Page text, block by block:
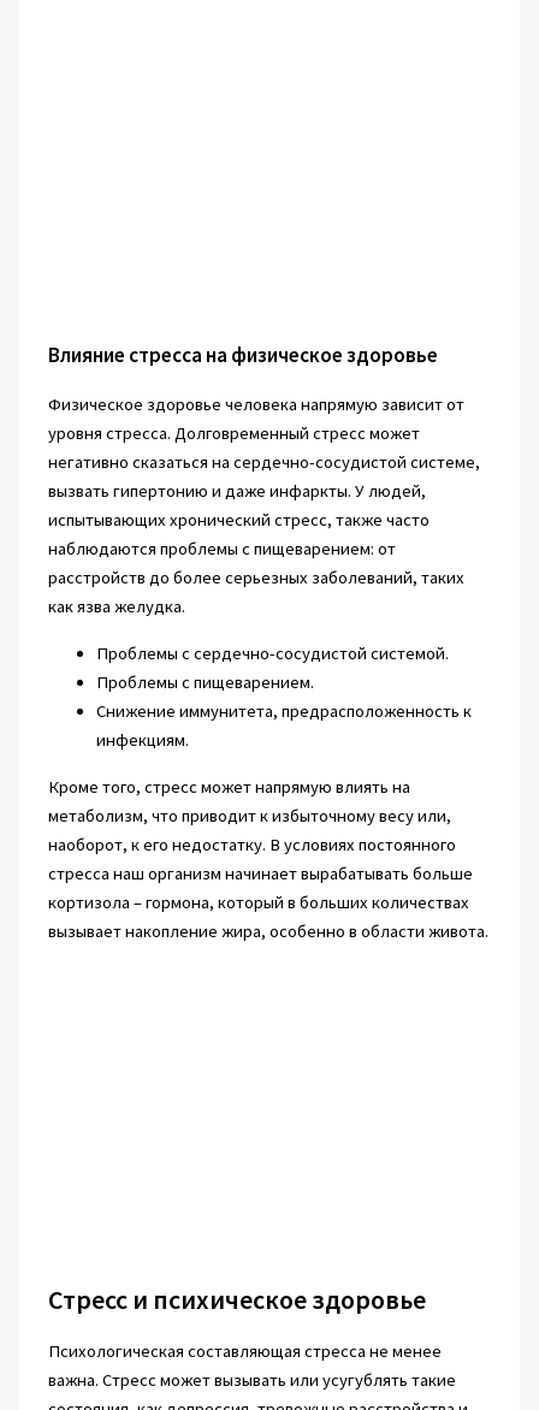
Влияние стресса на физическое здоровье
Физическое здоровье человека напрямую зависит от
уровня стресса. Долговременный стресс может
негативно сказаться на сердечно-сосудистой системе,
вызвать гипертонию и даже инфаркты. У людей,
испытывающих хронический стресс, также часто
наблюдаются проблемы с пищеварением: от
расстройств до более серьезных заболеваний, таких
как язва желудка.
Проблемы с сердечно-сосудистой системой.
Проблемы с пищеварением.
Снижение иммунитета, предрасположенность к
инфекциям.
Кроме того, стресс может напрямую влиять на
метаболизм, что приводит к избыточному весу или,
наоборот, к его недостатку. В условиях постоянного
стресса наш организм начинает вырабатывать больше
кортизола – гормона, который в больших количествах
вызывает накопление жира, особенно в области живота.
Стресс и психическое здоровье
Психологическая составляющая стресса не менее
важна. Стресс может вызывать или усугублять такие